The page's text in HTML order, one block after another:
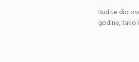
Budite dio
godine, tako